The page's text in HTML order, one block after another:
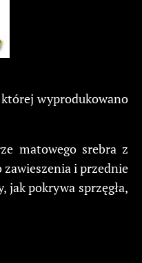
wyprodukowano
matowego srebra z
i przednie
pokrywa sprzęgła,